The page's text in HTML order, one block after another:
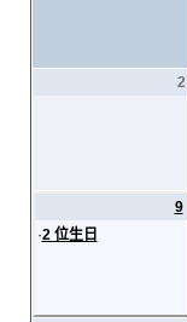
2
9
·2 位生日